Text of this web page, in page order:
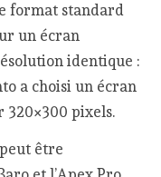
format standard
un écran
identique :
a choisi un écran
320×300 pixels.
être